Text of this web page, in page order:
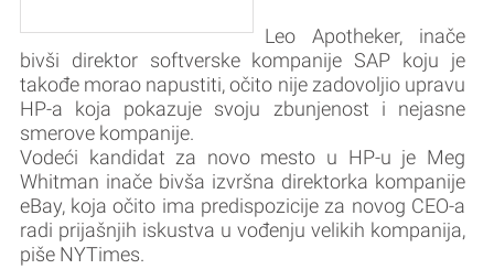
Leo Apotheker, inače
bivši direktor softverske kompanije SAP koju je
takođe morao napustiti, očito nije zadovoljio upravu
HP-a koja pokazuje svoju zbunjenost i nejasne
smerove kompanije.
Vodeći kandidat za novo mesto u HP-u je Meg
Whitman inače bivša izvršna direktorka kompanije
eBay, koja očito ima predispozicije za novog CEO-a
radi prijašnjih iskustva u vođenju velikih kompanija,
piše NYTimes.